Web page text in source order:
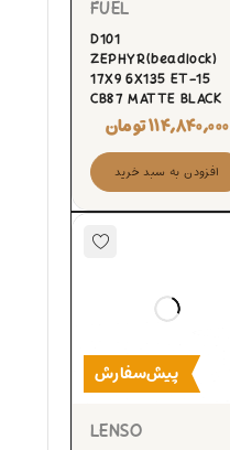
FUEL
D101
ZEPHYR(beadlock)
17X9 6X135 ET-15
CB87 MATTE BLACK
۱۱۴,۸۴۰,۰۰۰تومان
افزودن به سبد خرید
پیش‌سفارش
LENSO